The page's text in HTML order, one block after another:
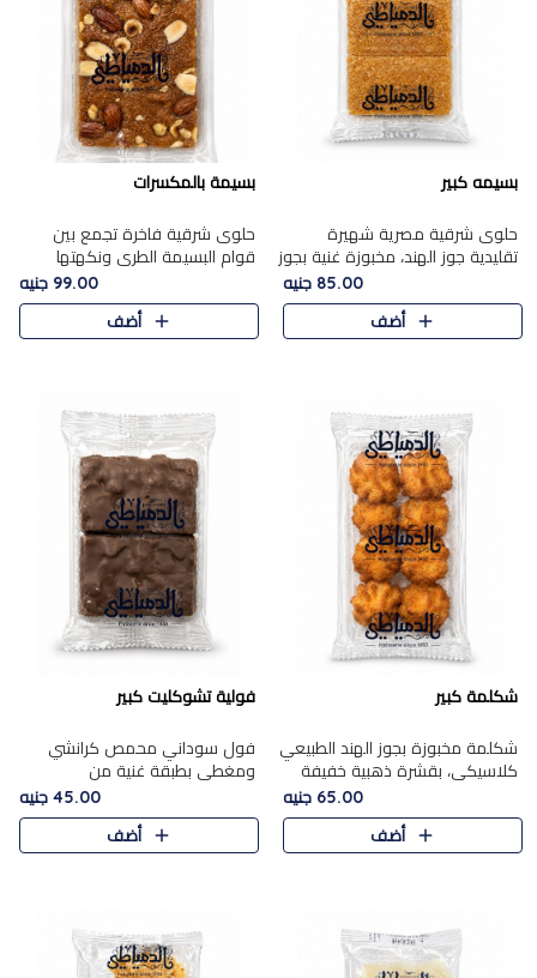
بسيمه كبير
حلوى شرقية مصرية شهيرة
تقليدية جوز الهند، مخبوزة غنية بجوز
الهند، بلمسه ذهبية وتتميز بقوامها
المرمل وطعمها اللذيذ الذي يشبه
البسبوسة. تُخبز..
85.00 جنيه
أضف
بسيمة بالمكسرات
حلوى شرقية فاخرة تجمع بين
قوام البسيمة الطري ونكهتها
الغنية، مزينة بتشكيلة مختارة من
اللوز والبندق والمكسرات الفاخرة.
مزيج متوازن من القوام ..
99.00 جنيه
أضف
شكلمة كبير
شكلمة مخبوزة بجوز الهند الطبيعي
كلاسيكي، بقشرة ذهبية خفيفة
وقلب طري رطب يذوب في الفم،
تمنحك المذاق الشرقي الحلو الأصيل
التقليدي في كل لقمة.
65.00 جنيه
أضف
فولية تشوكليت كبير
فول سوداني محمص كرانشي
ومغطى بطبقة غنية من
الشوكولاتة، يجمع بين طعم
القرمشة الأصيلة الكلاسكيكية
التقليدية للفول السوداني وحلاوة
45.00 جنيه
أضف